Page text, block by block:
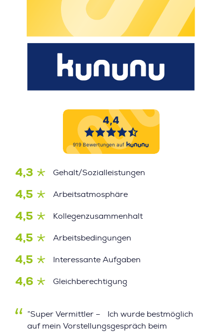
4,3 Gehalt/Sozialleistungen
4,5 Arbeitsatmosphäre
4,5 Kollegenzusammenhalt
4,5 Arbeitsbedingungen
4,5 Interessante Aufgaben
4,6 Gleichberechtigung
”Super Vermittler – Ich wurde bestmöglich
auf mein Vorstellungsgespräch beim